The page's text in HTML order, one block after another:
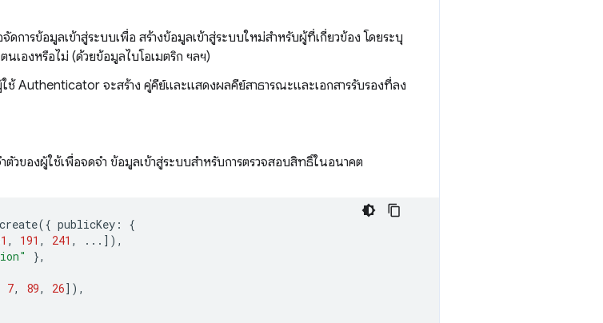
ดการข้อมูลเข้าสู่ระบบเพื่อ สร้างข้อมูลเข้าสู่ระบบใหม่สำหรับผู้ที่เกี่ยวข้อง โดยระบุ
องหรือไม่ (ด้วยข้อมูลไบโอเมตริก ฯลฯ)
Authenticator จะสร้าง คู่คีย์และแสดงผลคีย์สาธารณะและเอกสารรับรองที่ลง
วของผู้ใช้เพื่อจดจำ ข้อมูลเข้าสู่ระบบสำหรับการตรวจสอบสิทธิ์ในอนาคต
create({ publicKey :
{
, 191 , 241 ,
...]),
},
7, 89, 26]),